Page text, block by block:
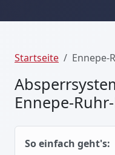
Startseite Ennepe-
Ennepe-
So einfach geht's: